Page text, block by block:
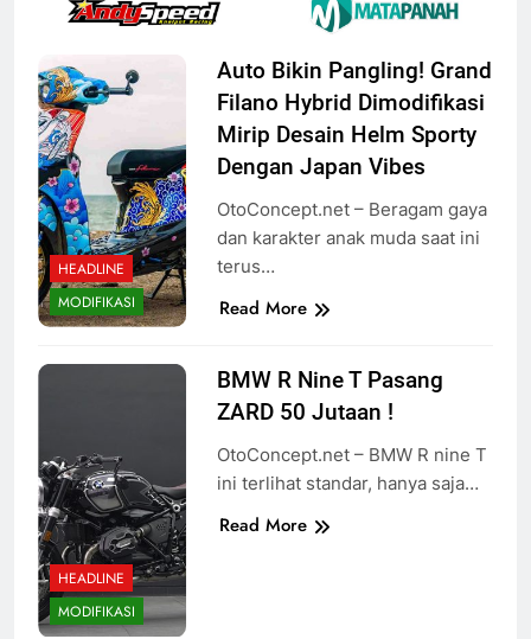
HEADLINE
MODIFIKASI
Auto Bikin Pangling! Grand
Filano Hybrid Dimodifikasi
Mirip Desain Helm Sporty
Dengan Japan Vibes
OtoConcept.net – Beragam gaya
dan karakter anak muda saat ini
terus…
Read More
HEADLINE
MODIFIKASI
BMW R Nine T Pasang
ZARD 50 Jutaan !
OtoConcept.net – BMW R nine T
ini terlihat standar, hanya saja…
Read More